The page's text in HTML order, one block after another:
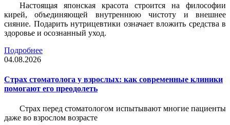
Настоящая японская красота строится на философии
кирей, объединяющей внутреннюю чистоту и внешнее
сияние. Подарить нутрицевтики означает вложить средства в
здоровье и осознанный уход.
Подробнее
04.08.2026
Страх стоматолога у взрослых: как современные клиники
помогают его преодолеть
Страх перед стоматологом испытывают многие пациенты
даже во взрослом возрасте